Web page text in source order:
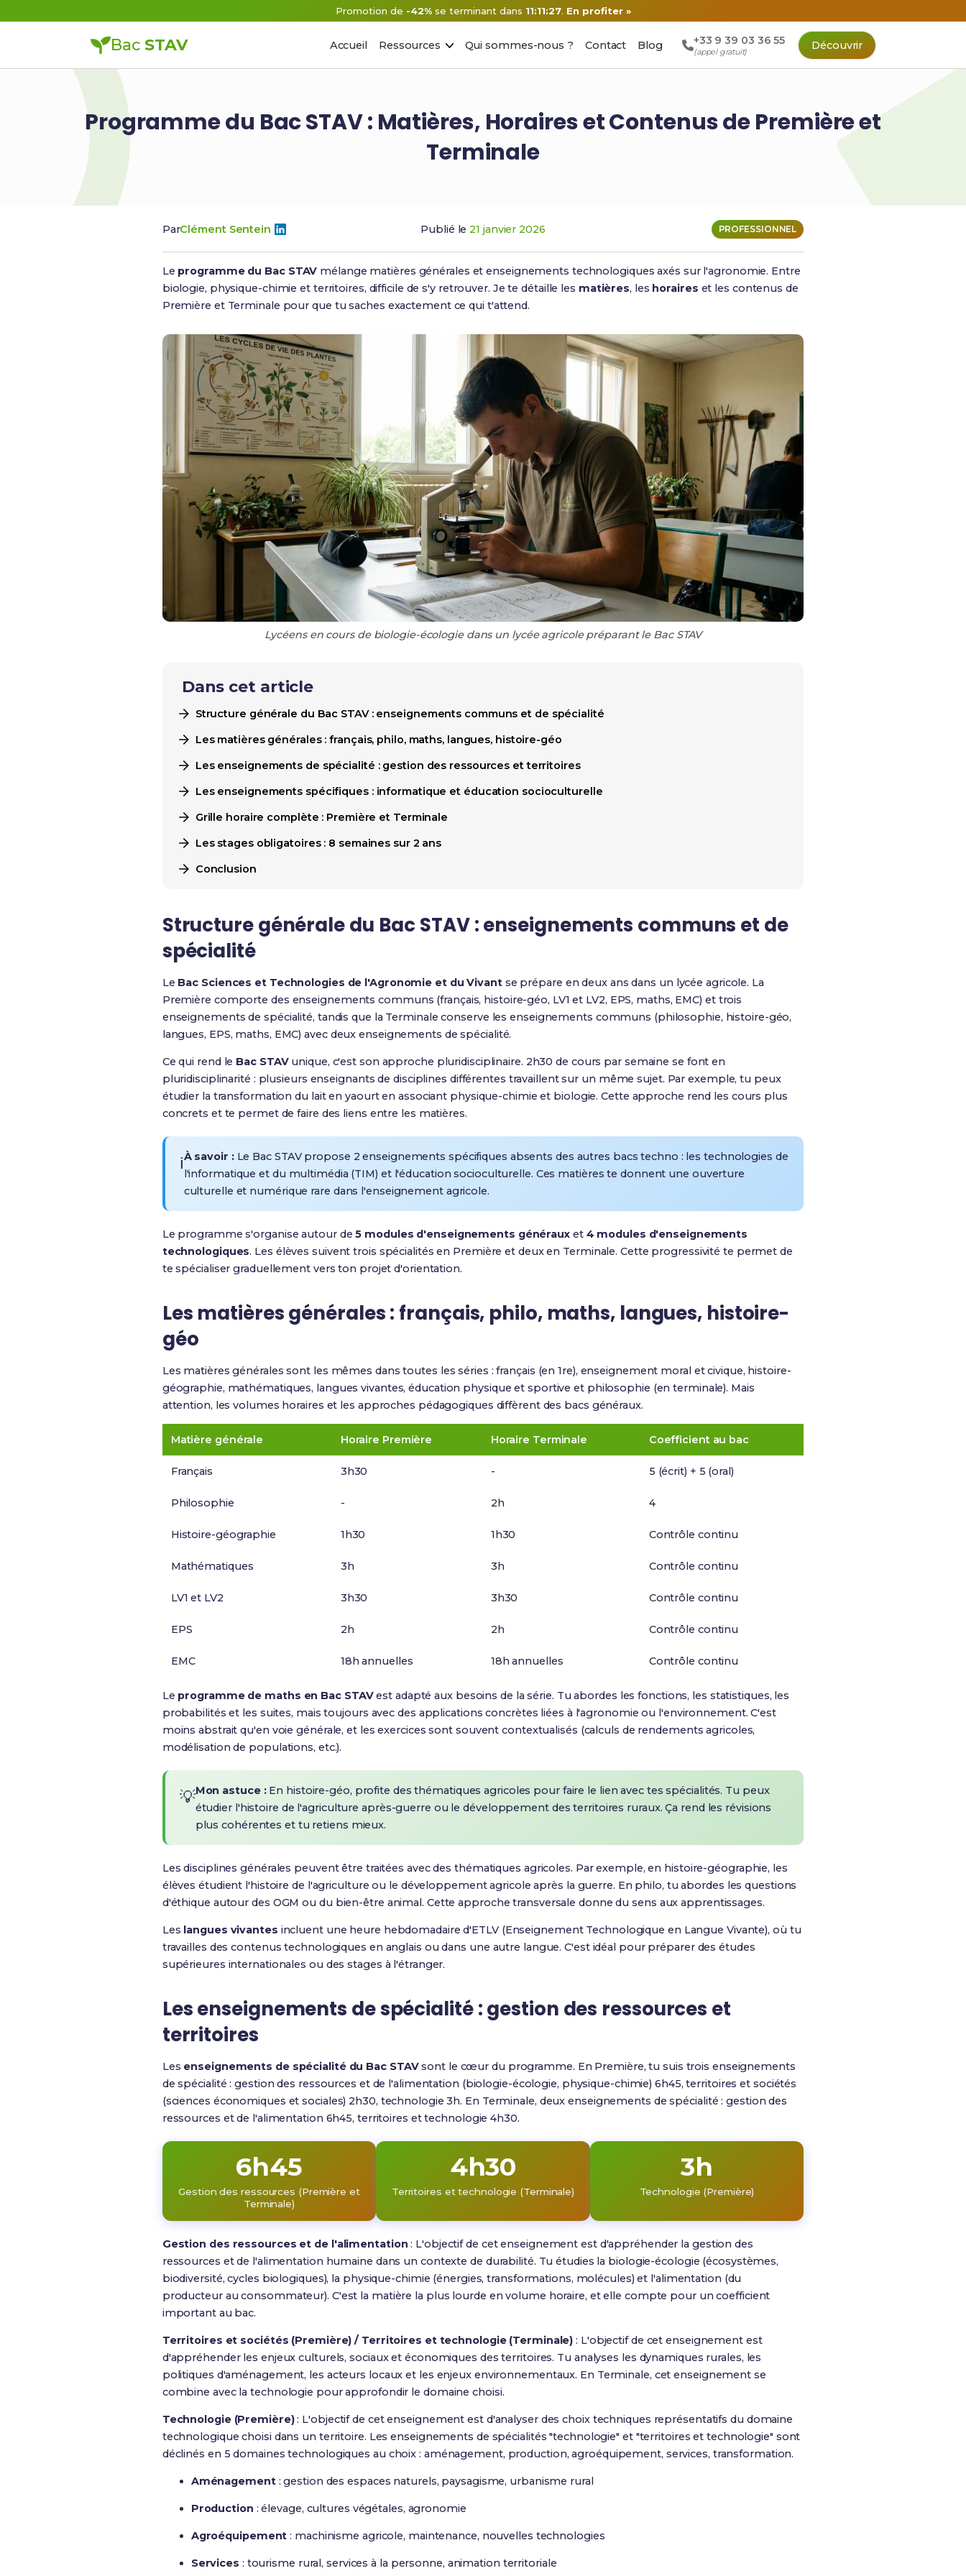
Promotion de -42%se terminant dans 11:11:26. En profiter »
Bac STAV Accueil Ressources Qui sommes-nous ? Contact Blog +33 9 39 03 36 55
(appel gratuit)
Découvrir
Programme du Bac STAV : Matières, Horaires et Contenus de Première et
Terminale
ParClément Sentein Publié le 21 janvier 2026 PROFESSIONNEL
Le programme du Bac STAV mélange matières générales et enseignements technologiques axés sur l'agronomie. Entre
biologie, physique-chimie et territoires, difficile de s'y retrouver. Je te détaille les matières, les horaires et les contenus de
Première et Terminale pour que tu saches exactement ce qui t'attend.
Lycéens en cours de biologie-écologie dans un lycée agricole préparant le Bac STAV
Dans cet article
Structure générale du Bac STAV : enseignements communs et de spécialité
Les matières générales : français, philo, maths, langues, histoire-géo
Les enseignements de spécialité : gestion des ressources et territoires
Les enseignements spécifiques : informatique et éducation socioculturelle
Grille horaire complète : Première et Terminale
Les stages obligatoires : 8 semaines sur 2 ans
Conclusion
Structure générale du Bac STAV : enseignements communs et de
spécialité
Le Bac Sciences et Technologies de l'Agronomie et du Vivantse prépare en deux ans dans un lycée agricole. La
Première comporte des enseignements communs (français, histoire-géo, LV1 et LV2, EPS, maths, EMC) et trois
enseignements de spécialité, tandis que la Terminale conserve les enseignements communs (philosophie, histoire-géo,
langues, EPS, maths, EMC) avec deux enseignements de spécialité.
Ce qui rend le Bac STAVunique, c'est son approche pluridisciplinaire. 2h30 de cours par semaine se font en
pluridisciplinarité : plusieurs enseignants de disciplines différentes travaillent sur un même sujet. Par exemple, tu peux
étudier la transformation du lait en yaourt en associant physique-chimie et biologie. Cette approche rend les cours plus
concrets et te permet de faire des liens entre les matières.
ℹ️À savoir : Le Bac STAV propose 2 enseignements spécifiques absents des autres bacs techno : les technologies de
l'informatique et du multimédia (TIM) et l'éducation socioculturelle. Ces matières te donnent une ouverture
culturelle et numérique rare dans l'enseignement agricole.
Le programme s'organise autour de5 modules d'enseignements générauxet 4 modules d'enseignements
technologiques. Les élèves suivent trois spécialités en Première et deux en Terminale. Cette progressivité te permet de
te spécialiser graduellement vers ton projet d'orientation.
Les matières générales : français, philo, maths, langues, histoire-
géo
Les matières générales sont les mêmes dans toutes les séries : français (en 1re), enseignement moral et civique, histoire-
géographie, mathématiques, langues vivantes, éducation physique et sportive et philosophie (en terminale). Mais
attention, les volumes horaires et les approches pédagogiques diffèrent des bacs généraux.
Matière générale Horaire Première Horaire Terminale Coefficient au bac
Français 3h30 - 5 (écrit) + 5 (oral)
Philosophie - 2h 4
Histoire-géographie 1h30 1h30 Contrôle continu
Mathématiques 3h 3h Contrôle continu
LV1 et LV2 3h30 3h30 Contrôle continu
EPS 2h 2h Contrôle continu
EMC 18h annuelles 18h annuelles Contrôle continu
Le programme de maths en Bac STAVest adapté aux besoins de la série. Tu abordes les fonctions, les statistiques, les
probabilités et les suites, mais toujours avec des applications concrètes liées à l'agronomie ou l'environnement. C'est
moins abstrait qu'en voie générale, et les exercices sont souvent contextualisés (calculs de rendements agricoles,
modélisation de populations, etc.).
💡Mon astuce :En histoire-géo, profite des thématiques agricoles pour faire le lien avec tes spécialités. Tu peux
étudier l'histoire de l'agriculture après-guerre ou le développement des territoires ruraux. Ça rend les révisions
plus cohérentes et tu retiens mieux.
Les disciplines générales peuvent être traitées avec des thématiques agricoles. Par exemple, en histoire-géographie, les
élèves étudient l'histoire de l'agriculture ou le développement agricole après la guerre. En philo, tu abordes les questions
d'éthique autour des OGM ou du bien-être animal. Cette approche transversale donne du sens aux apprentissages.
Les langues vivantes incluent une heure hebdomadaire d'ETLV (Enseignement Technologique en Langue Vivante), où tu
travailles des contenus technologiques en anglais ou dans une autre langue. C'est idéal pour préparer des études
supérieures internationales ou des stages à l'étranger.
Les enseignements de spécialité : gestion des ressources et
territoires
Les enseignements de spécialité du Bac STAVsont le cœur du programme. En Première, tu suis trois enseignements
de spécialité : gestion des ressources et de l'alimentation (biologie-écologie, physique-chimie) 6h45, territoires et sociétés
(sciences économiques et sociales) 2h30, technologie 3h. En Terminale, deux enseignements de spécialité : gestion des
ressources et de l'alimentation 6h45, territoires et technologie 4h30.
6h45
Gestion des ressources (Première et
Terminale)
4h30
Territoires et technologie (Terminale)
3h
Technologie (Première)
Gestion des ressources et de l'alimentation : L'objectif de cet enseignement est d'appréhender la gestion des
ressources et de l'alimentation humaine dans un contexte de durabilité. Tu étudies la biologie-écologie (écosystèmes,
biodiversité, cycles biologiques), la physique-chimie (énergies, transformations, molécules) et l'alimentation (du
producteur au consommateur). C'est la matière la plus lourde en volume horaire, et elle compte pour un coefficient
important au bac.
Territoires et sociétés (Première) / Territoires et technologie (Terminale) : L'objectif de cet enseignement est
d'appréhender les enjeux culturels, sociaux et économiques des territoires. Tu analyses les dynamiques rurales, les
politiques d'aménagement, les acteurs locaux et les enjeux environnementaux. En Terminale, cet enseignement se
combine avec la technologie pour approfondir le domaine choisi.
Technologie (Première): L'objectif de cet enseignement est d'analyser des choix techniques représentatifs du domaine
technologique choisi dans un territoire. Les enseignements de spécialités "technologie" et "territoires et technologie" sont
déclinés en 5 domaines technologiques au choix : aménagement, production, agroéquipement, services, transformation.
Aménagement: gestion des espaces naturels, paysagisme, urbanisme rural
Production : élevage, cultures végétales, agronomie
Agroéquipement : machinisme agricole, maintenance, nouvelles technologies
Services : tourisme rural, services à la personne, animation territoriale